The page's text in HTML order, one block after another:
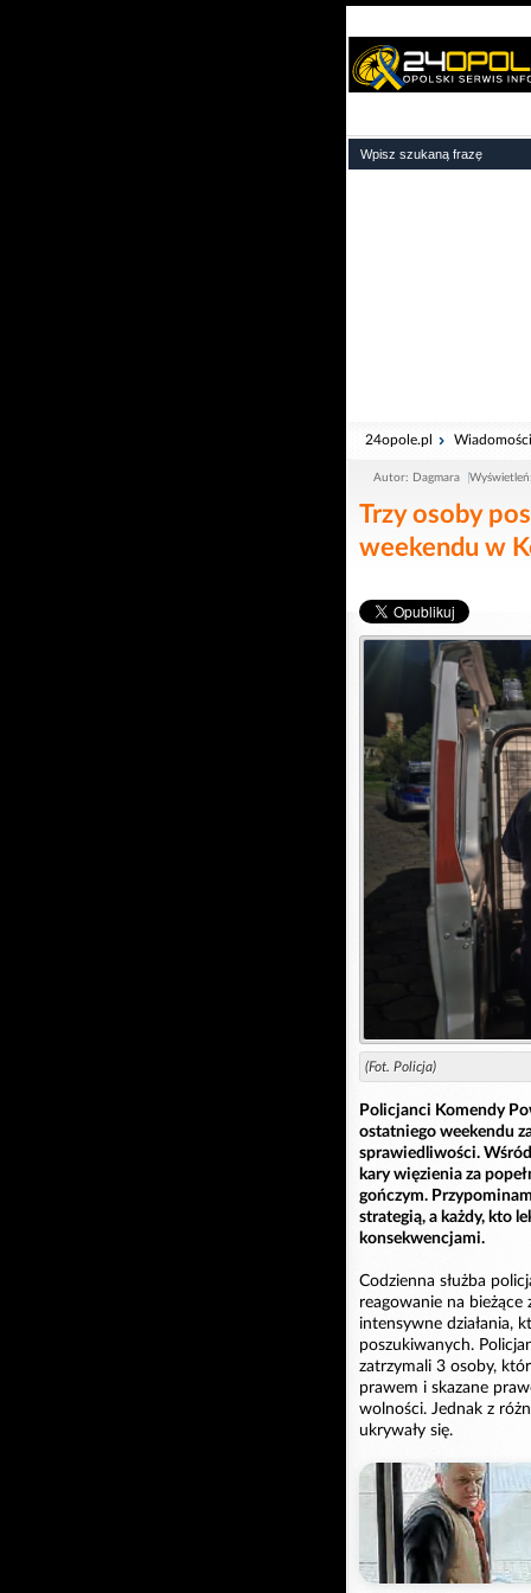
24opole.pl Wiadomości
Autor: Dagmara
Trzy osoby
weekendu w
(Fot. Policja)
Policjanci Komendy
ostatniego weekendu
sprawiedliwości.
kary więzienia za
gończym.
strategią, a każdy, kto
konsekwencjami.
Codzienna służba
reagowanie na bieżące
intensywne działania,
poszukiwanych.
zatrzymali 3 osoby,
prawem i skazane
wolności. Jednak z
ukrywały się.